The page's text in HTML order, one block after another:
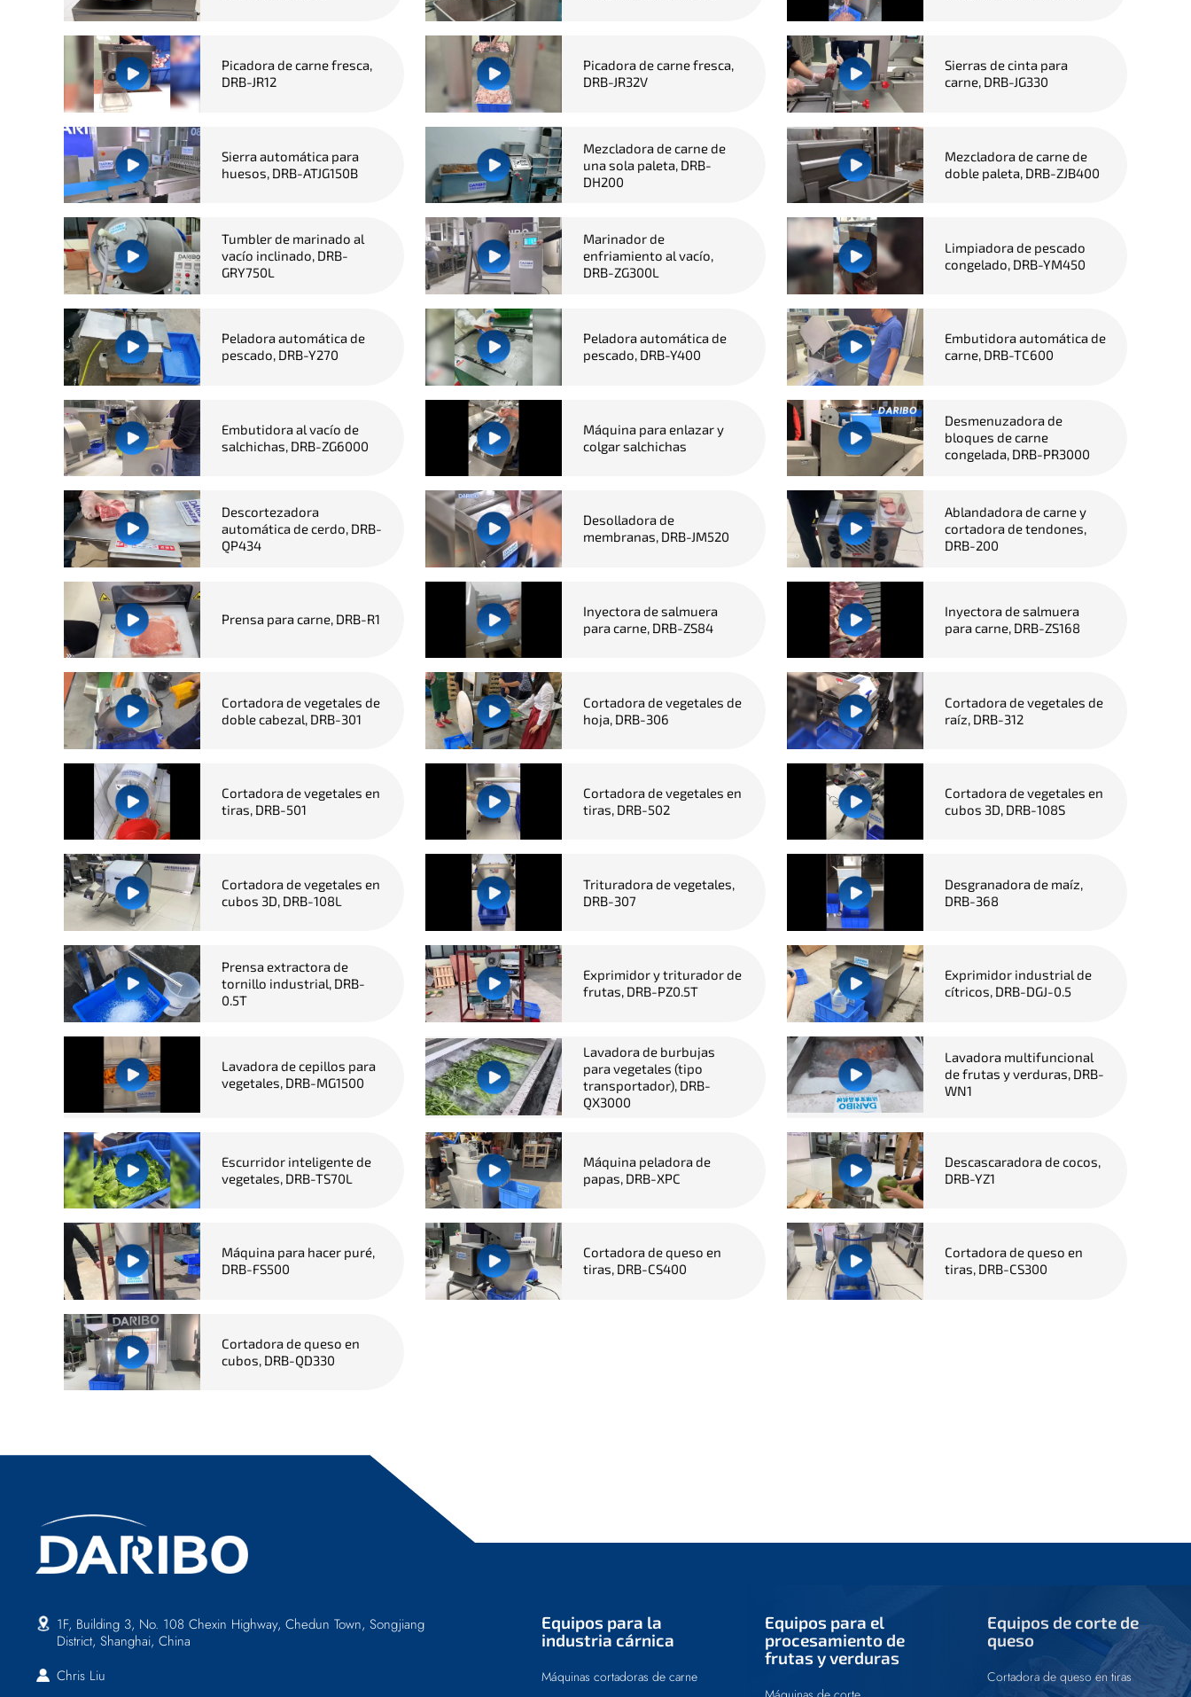
Picadora de carne fresca,
DRB-JR12
Picadora de carne fresca,
DRB-JR32V
Sierras de cinta para
carne, DRB-JG330
Sierra automática para
huesos, DRB-ATJG150B
Mezcladora de carne de
una sola paleta, DRB-
DH200
Mezcladora de carne de
doble paleta, DRB-ZJB400
Tumbler de marinado al
vacío inclinado, DRB-
GRY750L
Marinador de
enfriamiento al vacío,
DRB-ZG300L
Limpiadora de pescado
congelado, DRB-YM450
Peladora automática de
pescado, DRB-Y270
Peladora automática de
pescado, DRB-Y400
Embutidora automática de
carne, DRB-TC600
Embutidora al vacío de
salchichas, DRB-ZG6000
Máquina para enlazar y
colgar salchichas
Desmenuzadora de
bloques de carne
congelada, DRB-PR3000
Descortezadora
automática de cerdo, DRB-
QP434
Desolladora de
membranas, DRB-JM520
Ablandadora de carne y
cortadora de tendones,
DRB-200
Prensa para carne, DRB-R1
Inyectora de salmuera
para carne, DRB-ZS84
Inyectora de salmuera
para carne, DRB-ZS168
Cortadora de vegetales de
doble cabezal, DRB-301
Cortadora de vegetales de
hoja, DRB-306
Cortadora de vegetales de
raíz, DRB-312
Cortadora de vegetales en
tiras, DRB-501
Cortadora de vegetales en
tiras, DRB-502
Cortadora de vegetales en
cubos 3D, DRB-108S
Cortadora de vegetales en
cubos 3D, DRB-108L
Trituradora de vegetales,
DRB-307
Desgranadora de maíz,
DRB-368
Prensa extractora de
tornillo industrial, DRB-
0.5T
Exprimidor y triturador de
frutas, DRB-PZ0.5T
Exprimidor industrial de
cítricos, DRB-DGJ-0.5
Lavadora de cepillos para
vegetales, DRB-MG1500
Lavadora de burbujas
para vegetales (tipo
transportador), DRB-
QX3000
Lavadora multifuncional
de frutas y verduras, DRB-
WN1
Escurridor inteligente de
vegetales, DRB-TS70L
Máquina peladora de
papas, DRB-XPC
Descascaradora de cocos,
DRB-YZ1
Máquina para hacer puré,
DRB-FS500
Cortadora de queso en
tiras, DRB-CS400
Cortadora de queso en
tiras, DRB-CS300
Cortadora de queso en
cubos, DRB-QD330
Equipos para la
industria cárnica
Máquinas cortadoras de carne
Equipos para el
procesamiento de
frutas y verduras
Equipos de corte de
queso
Cortadora de queso en tiras
1F, Building 3, No. 108 Chexin Highway, Chedun Town, Songjiang
District, Shanghai, China
Chris Liu